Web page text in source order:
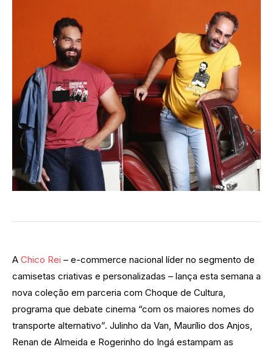
A Chico Rei – e-commerce nacional líder no segmento de
camisetas criativas e personalizadas – lança esta semana a
nova coleção em parceria com Choque de Cultura,
programa que debate cinema “com os maiores nomes do
transporte alternativo”. Julinho da Van, Maurílio dos Anjos,
Renan de Almeida e Rogerinho do Ingá estampam as